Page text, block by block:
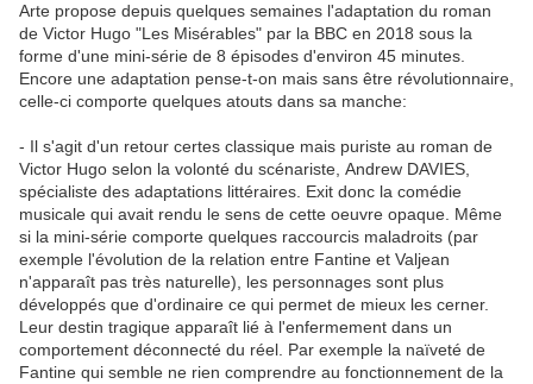
Arte propose depuis quelques semaines l'adaptation du roman
de Victor Hugo "Les Misérables" par la BBC en 2018 sous la
forme d'une mini-série de 8 épisodes d'environ 45 minutes.
Encore une adaptation pense-t-on mais sans être révolutionnaire,
celle-ci comporte quelques atouts dans sa manche:
- Il s'agit d'un retour certes classique mais puriste au roman de
Victor Hugo selon la volonté du scénariste, Andrew DAVIES,
spécialiste des adaptations littéraires. Exit donc la comédie
musicale qui avait rendu le sens de cette oeuvre opaque. Même
si la mini-série comporte quelques raccourcis maladroits (par
exemple l'évolution de la relation entre Fantine et Valjean
n'apparaît pas très naturelle), les personnages sont plus
développés que d'ordinaire ce qui permet de mieux les cerner.
Leur destin tragique apparaît lié à l'enfermement dans un
comportement déconnecté du réel. Par exemple la naïveté de
Fantine qui semble ne rien comprendre au fonctionnement de la